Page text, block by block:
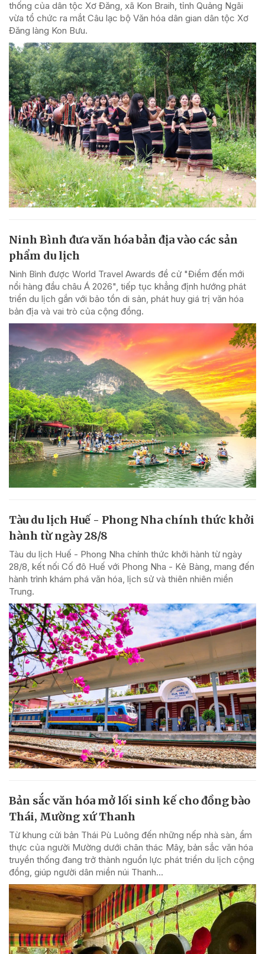
thống của dân tộc Xơ Đăng, xã Kon Braih, tỉnh Quảng Ngãi
vừa tổ chức ra mắt Câu lạc bộ Văn hóa dân gian dân tộc Xơ
Đăng làng Kon Bưu.
Ninh Bình đưa văn hóa bản địa vào các sản
phẩm du lịch
Ninh Bình được World Travel Awards đề cử "Điểm đến mới
nổi hàng đầu châu Á 2026", tiếp tục khẳng định hướng phát
triển du lịch gắn với bảo tồn di sản, phát huy giá trị văn hóa
bản địa và vai trò của cộng đồng.
Tàu du lịch Huế - Phong Nha chính thức khởi
hành từ ngày 28/8
Tàu du lịch Huế - Phong Nha chính thức khởi hành từ ngày
28/8, kết nối Cố đô Huế với Phong Nha - Kẻ Bàng, mang đến
hành trình khám phá văn hóa, lịch sử và thiên nhiên miền
Trung.
Bản sắc văn hóa mở lối sinh kế cho đồng bào
Thái, Mường xứ Thanh
Từ khung cửi bản Thái Pù Luông đến những nếp nhà sàn, ẩm
thực của người Mường dưới chân thác Mây, bản sắc văn hóa
truyền thống đang trở thành nguồn lực phát triển du lịch cộng
đồng, giúp người dân miền núi Thanh...